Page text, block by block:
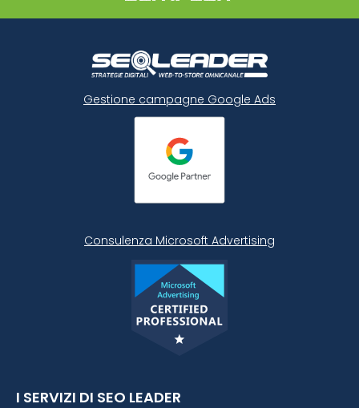
Gestione campagne Google Ads
Consulenza Microsoft Advertising
I SERVIZI DI SEO LEADER